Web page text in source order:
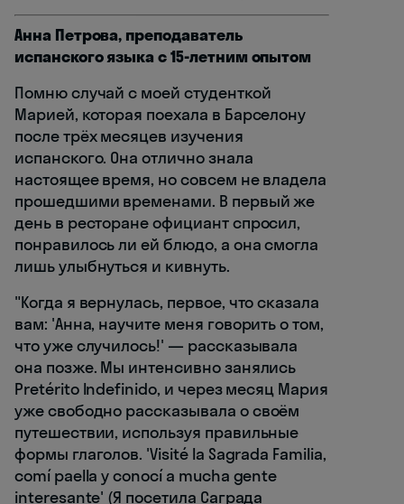
Анна Петрова, преподаватель
испанского языка с 15-летним опытом
Помню случай с моей студенткой
Марией, которая поехала в Барселону
после трёх месяцев изучения
испанского. Она отлично знала
настоящее время, но совсем не владела
прошедшими временами. В первый же
день в ресторане официант спросил,
понравилось ли ей блюдо, а она смогла
лишь улыбнуться и кивнуть.
"Когда я вернулась, первое, что сказала
вам: 'Анна, научите меня говорить о том,
что уже случилось!' — рассказывала
она позже. Мы интенсивно занялись
Pretérito Indefinido, и через месяц Мария
уже свободно рассказывала о своём
путешествии, используя правильные
формы глаголов. 'Visité la Sagrada Familia,
comí paella y conocí a mucha gente
interesante' (Я посетила Саграда